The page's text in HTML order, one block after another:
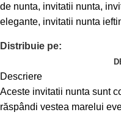
de nunta, invitatii nunta,
elegante, invitatii nunta
Distribuie pe:
Descriere
Aceste invitatii nunta sunt
răspândi vestea marelui